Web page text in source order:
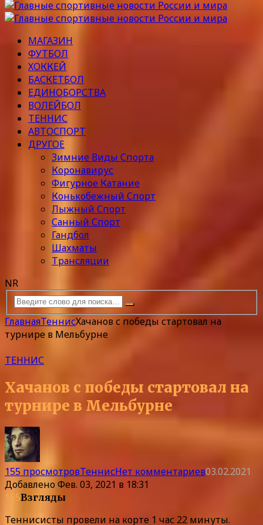
МАГАЗИН
ФУТБОЛ
ХОККЕЙ
БАСКЕТБОЛ
ЕДИНОБОРСТВА
ВОЛЕЙБОЛ
ТЕННИС
АВТОСПОРТ
ДРУГОЕ
Зимние Виды Спорта
Коронавирус
Фигурное Катание
Конькобежный Спорт
Лыжный Спорт
Санный Спорт
Гандбол
Шахматы
Трансляции
NR
ГлавнаяТеннисХачанов с победы стартовал на
турнире в Мельбурне
ТЕННИС
Хачанов с победы стартовал на
турнире в Мельбурне
155 просмотровТеннисНет комментариев03.02.2021
ДобавленоФев. 03, 2021 в 18:31
155Взгляды
Теннисисты провели на корте 1 час 22 минуты.